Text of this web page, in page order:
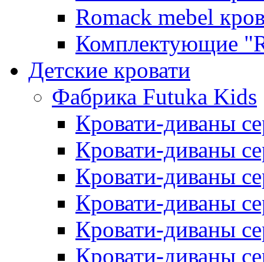
Romack mebel
Комплектующие
Детские кровати
Фабрика Futuka Kids
Кровати-диваны
Кровати-диваны
Кровати-диваны
Кровати-диваны
Кровати-диваны
Кровати-диваны